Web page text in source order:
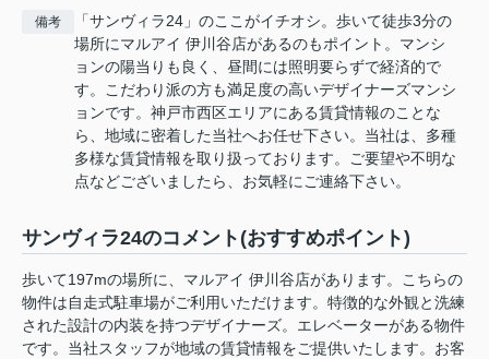
備考
「サンヴィラ24」のここがイチオシ。歩いて徒歩3分の
場所にマルアイ 伊川谷店があるのもポイント。マンシ
ョンの陽当りも良く、昼間には照明要らずで経済的で
す。こだわり派の方も満足度の高いデザイナーズマンシ
ョンです。神戸市西区エリアにある賃貸情報のことな
ら、地域に密着した当社へお任せ下さい。当社は、多種
多様な賃貸情報を取り扱っております。ご要望や不明な
点などございましたら、お気軽にご連絡下さい。
サンヴィラ24のコメント(おすすめポイント)
歩いて197mの場所に、マルアイ 伊川谷店があります。こちらの
物件は自走式駐車場がご利用いただけます。特徴的な外観と洗練
された設計の内装を持つデザイナーズ。エレベーターがある物件
です。当社スタッフが地域の賃貸情報をご提供いたします。お客